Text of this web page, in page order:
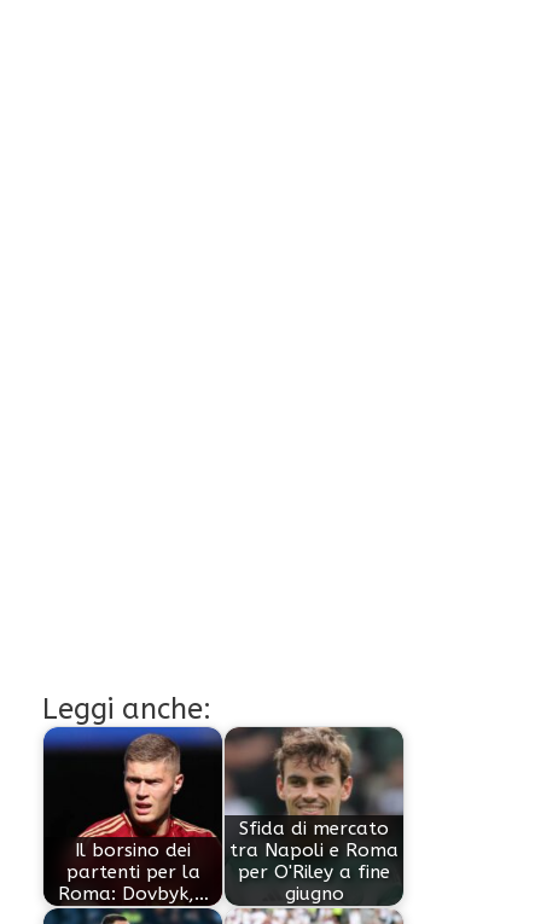
Leggi anche:
Il borsino dei
partenti per la
Roma: Dovbyk,…
Sfida di mercato
tra Napoli e Roma
per O'Riley a fine
giugno